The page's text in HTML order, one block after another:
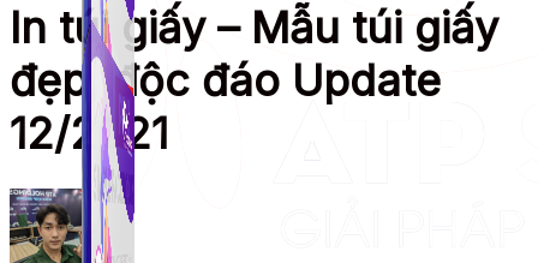
In túi giấy – Mẫu túi giấy
đẹp, độc đáo Update
12/2021